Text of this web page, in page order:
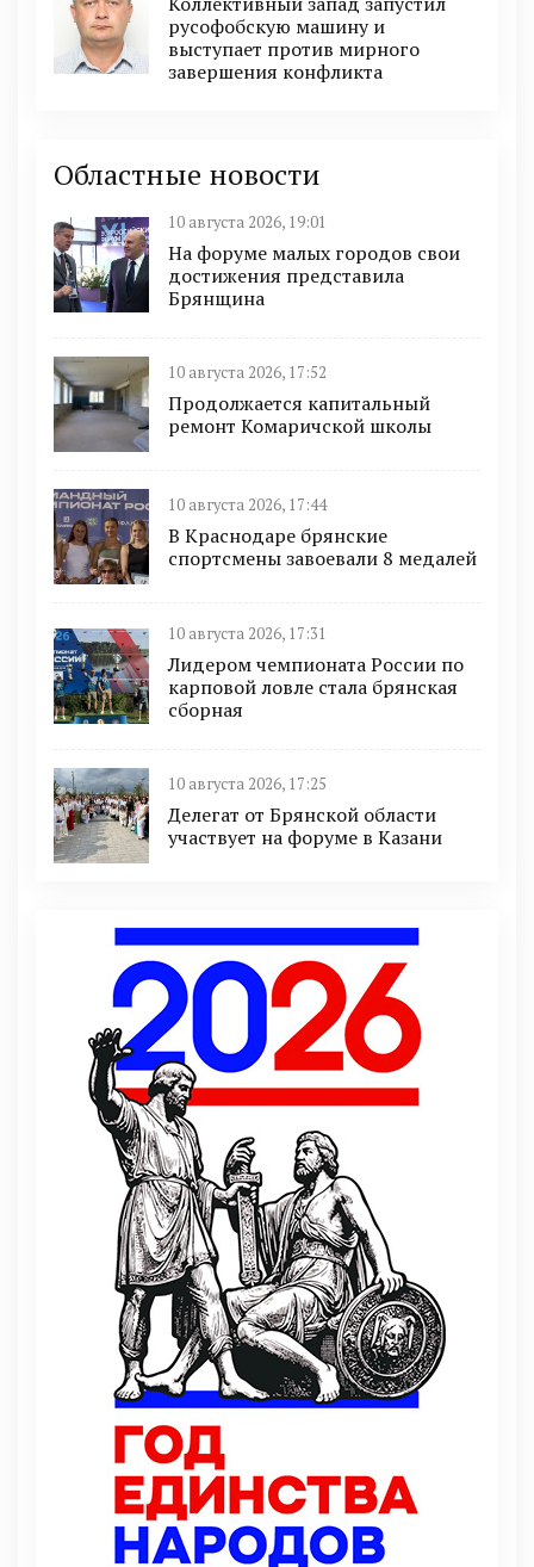
русофобскую машину и
выступает против мирного
завершения конфликта
Областные новости
10 августа 2026, 19:01
На форуме малых городов свои
достижения представила
Брянщина
10 августа 2026, 17:52
Продолжается капитальный
ремонт Комаричской школы
10 августа 2026, 17:44
В Краснодаре брянские
спортсмены завоевали 8 медалей
10 августа 2026, 17:31
Лидером чемпионата России по
карповой ловле стала брянская
сборная
10 августа 2026, 17:25
Делегат от Брянской области
участвует на форуме в Казани